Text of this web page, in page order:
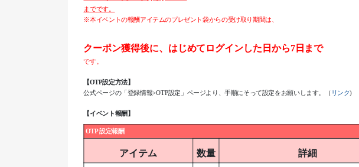
までです。
※本イベントの報酬アイテムのプレゼント袋からの受け取り期間は、
クーポン獲得後に、はじめてログインした日から7日まで
です。
【OTP設定方法】
公式ページの「登録情報>OTP設定」ページより、手順にそって設定をお願いします。（ リンク)
【イベント報酬】
OTP 設定報酬
アイテム 数量 詳細